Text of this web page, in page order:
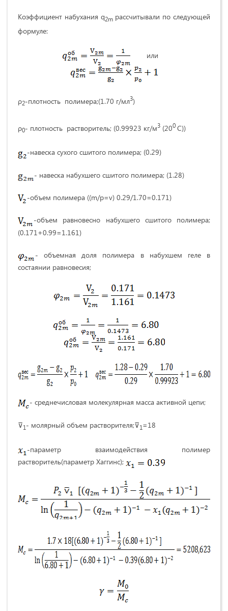
Коэффициент набухания q2m рассчитывали по следующей
формуле:
или
ρ2-плотность полимера;(1.70 г/мл3)
ρ0- плотность растворитель; (0.99923 кг/м3 (200С))
-навеска сухого сшитого полимера; (0.29)
- навеска набухшего сшитого полимера; (1.28)
-объем полимера ((m/p=v) 0.29/1.70=0.171)
-объем равновесно набухшего сшитого полимера;
(0.171+0.99=1.161)
- объемная доля полимера в набухшем геле в
состаянии равновесия;
- среднечисловая молекулярная масса активной цепи;
⊽1- молярный объем растворителя;⊽1=18
-параметр взаимодействия полимер
растворитель(параметр Хаггинс);